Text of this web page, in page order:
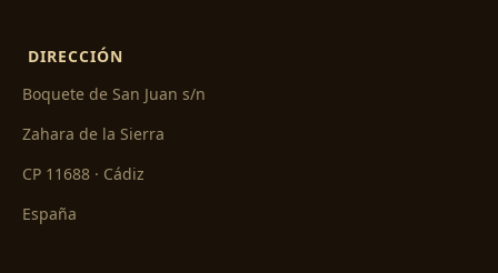
DIRECCIÓN
Boquete de San Juan s/n
Zahara de la Sierra
CP 11688 · Cádiz
España